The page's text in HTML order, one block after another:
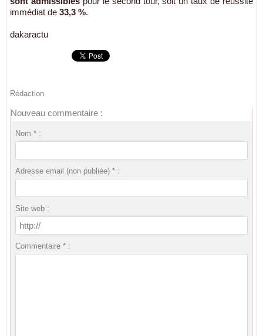
immédiat de 33,3 %.
dakaractu
Rédaction
Nouveau commentaire :
Nom * :
Adresse email (non publiée) * :
Site web :
Commentaire * :